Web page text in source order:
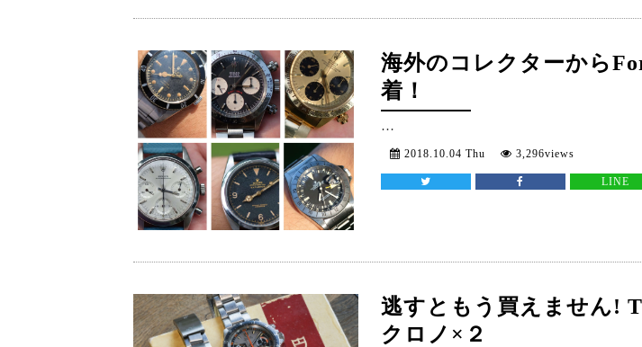
海外のコレクターから
着！
…
2018.10.04 Thu 3,296views
LINE
逃すともう買えません!
クロノ×２